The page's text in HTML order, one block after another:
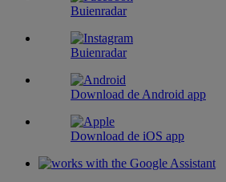
Buienradar
Buienradar
Download de Android app
Download de iOS app